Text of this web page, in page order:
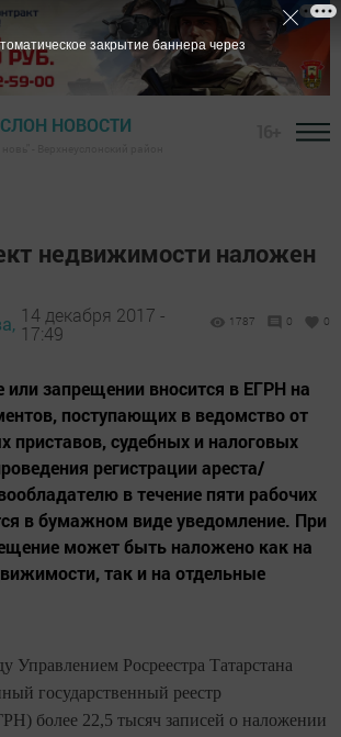
НОВОСТИ
недвижимости наложен
14 декабря 2017 -
17:49
1787 0 0
или запрещении вносится в ЕГРН на
поступающих в ведомство от
приставов, судебных и налоговых
регистрации ареста/
в течение пяти рабочих
в бумажном виде уведомление. При
может быть наложено как на
так и на отдельные
Управлением Росреестра Татарстана
государственный реестр
более 22,5 тысяч записей о наложении
закрытие баннера через